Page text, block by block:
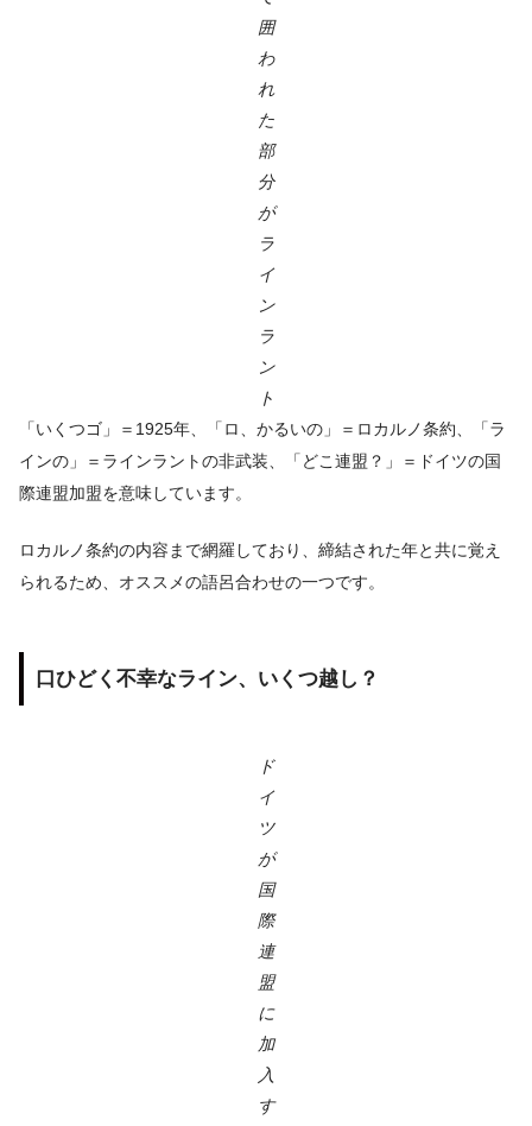
囲
わ
れ
た
部
分
が
ラ
イ
ン
ラ
ン
ト
「いくつゴ」＝1925年、「ロ、かるいの」＝ロカルノ条約、「ラ
インの」＝ラインラントの非武装、「どこ連盟？」＝ドイツの国
際連盟加盟を意味しています。
ロカルノ条約の内容まで網羅しており、締結された年と共に覚え
られるため、オススメの語呂合わせの一つです。
口ひどく不幸なライン、いくつ越し？
ド
イ
ツ
が
国
際
連
盟
に
加
入
す